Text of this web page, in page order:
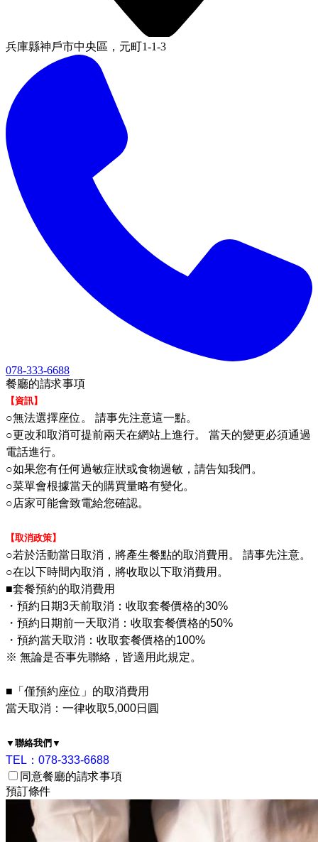
兵庫縣神戶市中央區，元町1-1-3
078-333-6688
餐廳的請求事項
【資訊】
○無法選擇座位。 請事先注意這一點。
○更改和取消可提前兩天在網站上進行。 當天的變更必須通過
電話進行。
○如果您有任何過敏症狀或食物過敏，請告知我們。
○菜單會根據當天的購買量略有變化。
○店家可能會致電給您確認。
【取消政策】
○若於活動當日取消，將產生餐點的取消費用。 請事先注意。
○在以下時間內取消，將收取以下取消費用。
■套餐預約的取消費用
・預約日期3天前取消：收取套餐價格的30%
・預約日期前一天取消：收取套餐價格的50%
・預約當天取消：收取套餐價格的100%
※ 無論是否事先聯絡，皆適用此規定。
■「僅預約座位」的取消費用
當天取消：一律收取5,000日圓
▼聯絡我們▼
TEL：078-333-6688
同意餐廳的請求事項
預訂條件